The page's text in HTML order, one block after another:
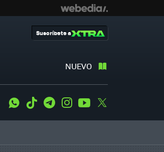
NUEVO
Suscríbete a
WhatsApp
Tiktok TelegramInstagramYoutube